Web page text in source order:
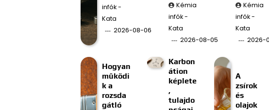
infók -
Kata
2026-08-06
Kémia
infók -
Kata
2026-08-05
Kémia
infók -
Kata
2026-
Hogyan
működi
k a
rozsda
gátló
Karbon
átion
képlete
,
tulajdo
A
zsírok
és
olajok